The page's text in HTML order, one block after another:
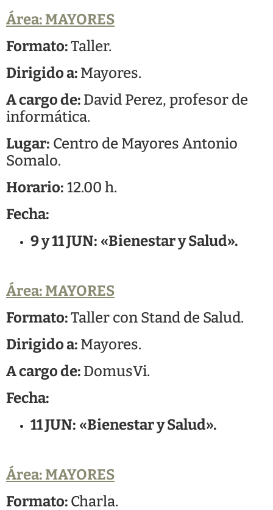
Área: MAYORES
Formato:Taller.
Dirigido a: Mayores.
A cargo de: David Perez, profesor de
informática.
Lugar: Centro de Mayores Antonio
Somalo.
Horario: 12.00 h.
Fecha:
9 y 11 JUN: «Bienestar y Salud».
Área: MAYORES
Formato:Taller con Stand de Salud.
Dirigido a: Mayores.
A cargo de: DomusVi.
Fecha:
11 JUN: «Bienestar y Salud».
Área: MAYORES
Formato: Charla.